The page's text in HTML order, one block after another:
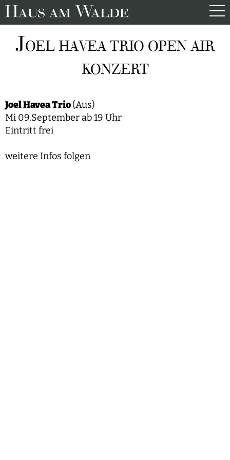
JOEL HAVEA TRIO OPEN AIR
KONZERT
Joel Havea Trio(Aus)
Mi 09.September ab 19 Uhr
Eintritt frei
weitere Infos folgen